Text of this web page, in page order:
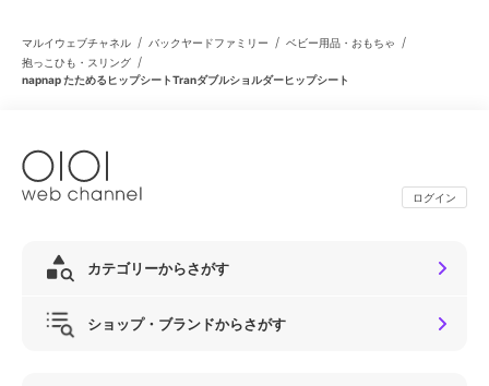
マルイウェブチャネル / バックヤードファミリー / ベビー用品・おもちゃ /
抱っこひも・スリング /
napnap たためるヒップシートTranダブルショルダーヒップシート
ログイン
カテゴリーからさがす
ショップ・ブランドからさがす